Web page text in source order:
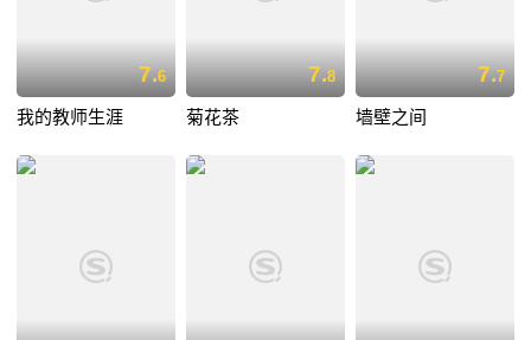
7.6
我的教师生涯
7.8
菊花茶
7.7
墙壁之间